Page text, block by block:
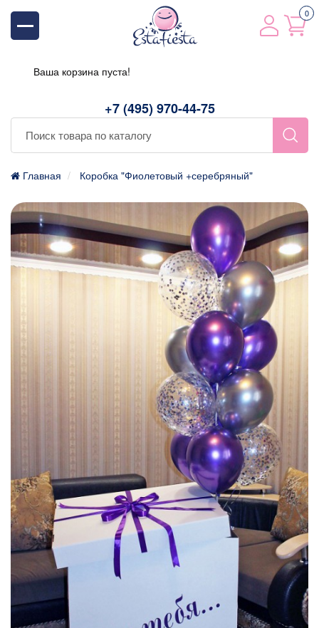
+7 (495) 970-44-75
0
Ваша корзина пуста!
Главная Коробка "Фиолетовый +серебряный"